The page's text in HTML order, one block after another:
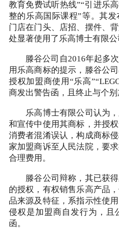
教育免费试听热线”“引进乐
整的乐高国际课程”等。其发
门店在门头、店招、摆件、
处显著使用了乐高博士有限公
滕谷公司自2016年起多次
用乐高商标的提示，滕谷公
授权加盟商使用“乐高
商发出警告函，且终止与个别
乐高博士有限公司认为，
和宣传中使用其商标，并授
消费者混淆误认，构成商标
家加盟商诉至人民法院，要
合理费用。
滕谷公司辩称，其已获得
的授权，有权销售乐高产品
品来源及特征，系指示性使
侵权是加盟商自发行为，且
函。